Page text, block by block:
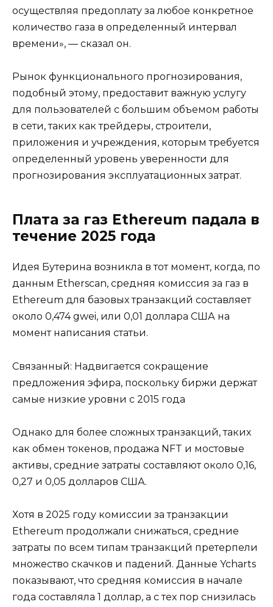
осуществляя предоплату за любое конкретное
количество газа в определенный интервал
времени», — сказал он.
Рынок функционального прогнозирования,
подобный этому, предоставит важную услугу
для пользователей с большим объемом работы
в сети, таких как трейдеры, строители,
приложения и учреждения, которым требуется
определенный уровень уверенности для
прогнозирования эксплуатационных затрат.
Плата за газ Ethereum падала в
течение 2025 года
Идея Бутерина возникла в тот момент, когда, по
данным Etherscan, средняя комиссия за газ в
Ethereum для базовых транзакций составляет
около 0,474 gwei, или 0,01 доллара США на
момент написания статьи.
Связанный: Надвигается сокращение
предложения эфира, поскольку биржи держат
самые низкие уровни с 2015 года
Однако для более сложных транзакций, таких
как обмен токенов, продажа NFT и мостовые
активы, средние затраты составляют около 0,16,
0,27 и 0,05 долларов США.
Хотя в 2025 году комиссии за транзакции
Ethereum продолжали снижаться, средние
затраты по всем типам транзакций претерпели
множество скачков и падений. Данные Ycharts
показывают, что средняя комиссия в начале
года составляла 1 доллар, а с тех пор снизилась